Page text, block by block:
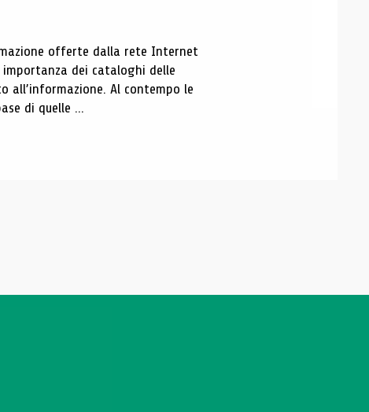
offerte dalla rete Internet
dei cataloghi delle
all’informazione. Al contempo le
di quelle ...